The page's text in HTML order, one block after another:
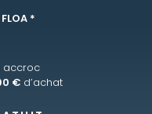
FLOA *
accroc
€ d’achat